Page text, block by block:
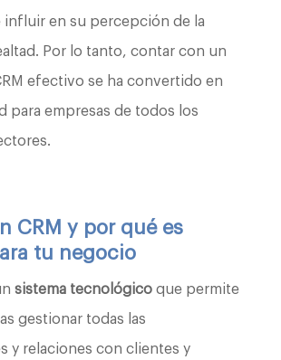
influir en su percepción de la
Por lo tanto, contar con un
efectivo se ha convertido en
para empresas de todos los
CRM y por qué es
tu negocio
sistema tecnológicoque permite
gestionar todas las
y relaciones con clientes y